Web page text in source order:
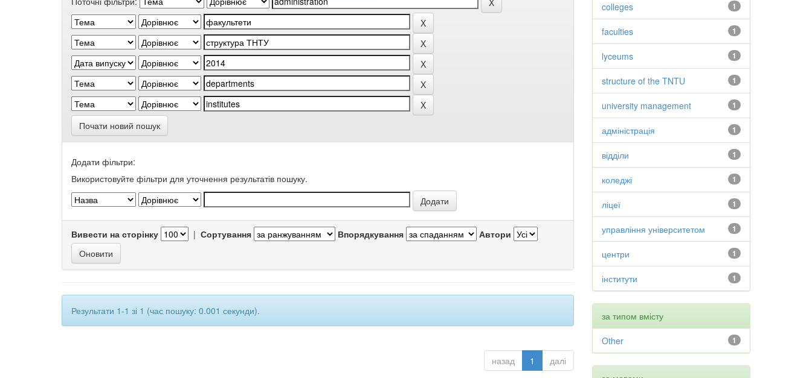
Почати новий пошук
Додати фільтри:
Використовуйте фільтри для уточнення результатів пошуку.
Вивести на сторінку | Сортування Впорядкування Автори
Результати 1-1 зі 1 (час пошуку: 0.001 секунди).
назад 1 далі
1
colleges
1
faculties
1
lyceums
1
structure of the TNTU
1
university management
1
адміністрація
1
відділи
1
коледжі
1
ліцеї
1
управління університетом
1
центри
1
інститути
за типом вмісту
1
Other